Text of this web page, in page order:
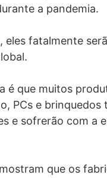
a pandemia.
eles fatalmente
é que muitos
PCs e brinquedos
e sofrerão com a
que os